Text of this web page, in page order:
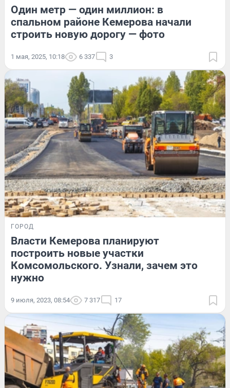
Один метр — один миллион: в
спальном районе Кемерова начали
строить новую дорогу — фото
1 мая, 2025, 10:18 6 337 3
ГОРОД
Власти Кемерова планируют
построить новые участки
Комсомольского. Узнали, зачем это
нужно
9 июля, 2023, 08:54 7 317 17